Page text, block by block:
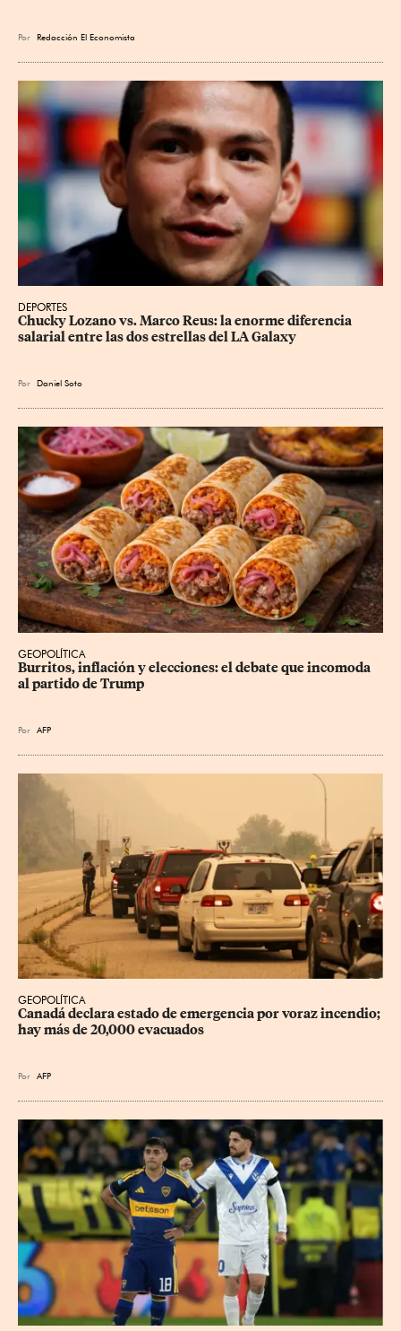
Por Redacción El Economista
DEPORTES
Chucky Lozano vs. Marco Reus: la enorme diferencia
salarial entre las dos estrellas del LA Galaxy
Por Daniel Soto
GEOPOLÍTICA
Burritos, inflación y elecciones: el debate que incomoda
al partido de Trump
Por AFP
GEOPOLÍTICA
Canadá declara estado de emergencia por voraz incendio;
hay más de 20,000 evacuados
Por AFP